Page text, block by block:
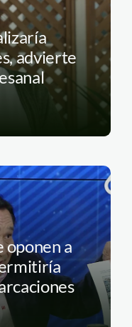
advierte
oponen a